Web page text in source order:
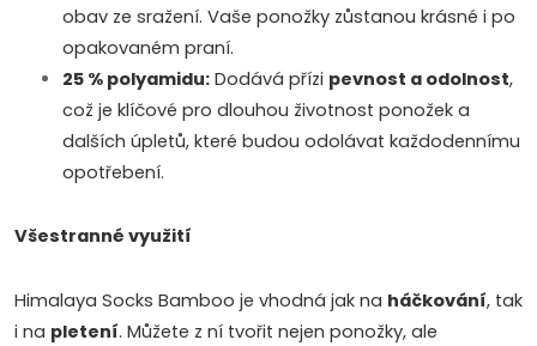
obav ze sražení. Vaše ponožky zůstanou krásné i po
opakovaném praní.
25 % polyamidu: Dodává přízi pevnost a odolnost,
což je klíčové pro dlouhou životnost ponožek a
dalších úpletů, které budou odolávat každodennímu
opotřebení.
Všestranné využití
Himalaya Socks Bamboo je vhodná jak na háčkování, tak
i na pletení. Můžete z ní tvořit nejen ponožky, ale